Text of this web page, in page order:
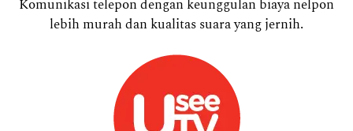
Komunikasi telepon dengan keunggulan biaya nelpon
lebih murah dan kualitas suara yang jernih.